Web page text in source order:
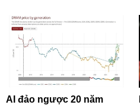
AI đảo ngược 20 năm